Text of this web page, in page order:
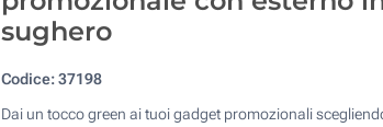
sughero
Codice: 37198
Dai un tocco green ai tuoi gadget promozionali